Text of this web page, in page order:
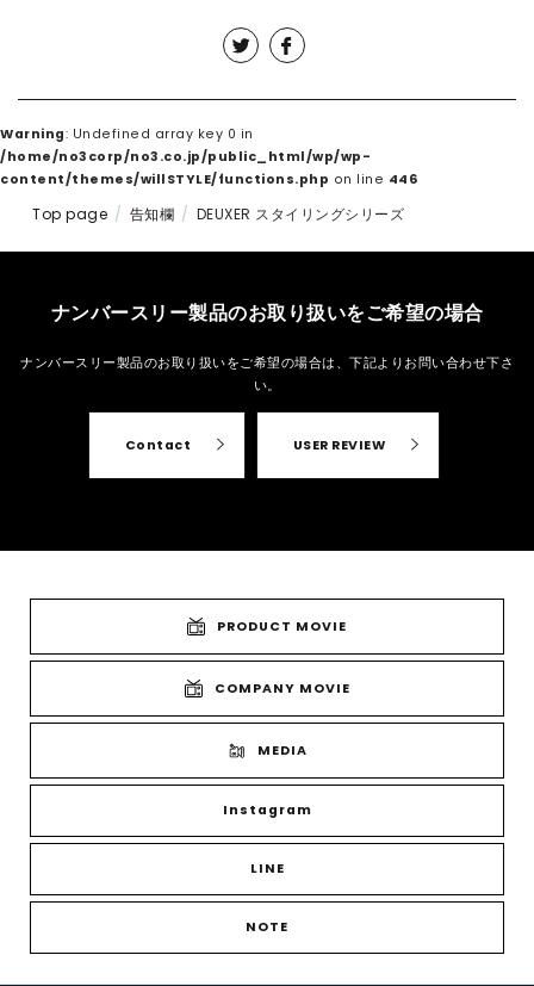
Warning: Undefined array key 0 in
/home/no3corp/no3.co.jp/public_html/wp/wp-
content/themes/willSTYLE/functions.php on line 446
Top page 告知欄 DEUXER スタイリングシリーズ
ナンバースリー製品のお取り扱いをご希望の場合
ナンバースリー製品のお取り扱いをご希望の場合は、 下記よりお問い合わせ下さ
い。
Contact USER REVIEW
PRODUCT MOVIE
COMPANY MOVIE
MEDIA
Instagram
LINE
NOTE